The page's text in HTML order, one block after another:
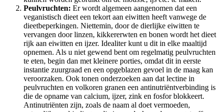
Peulvruchten: Er wordt algemeen aangenomen dat een
veganistisch dieet een tekort aan eiwitten heeft vanwege de
dieetbeperkingen. Niettemin, door de dierlijke eiwitten te
vervangen door linzen, kikkererwten en bonen wordt het dieet
rijk aan eiwitten en ijzer. Idealiter kunt u dit in elke maaltijd
opnemen. Als u niet gewend bent om regelmatig peulvruchten
te eten, begin dan met kleinere porties, omdat dit in eerste
instantie zuurgraad en een opgeblazen gevoel in de maag kan
veroorzaken. Ook tonen onderzoeken aan dat lectine in
peulvruchten en volkoren granen een antinutriëntverbinding is
die de opname van calcium, ijzer, zink en fosfor blokkeert.
Antinutriënten zijn, zoals de naam al doet vermoeden,